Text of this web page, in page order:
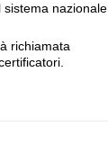
sistema nazionale
richiamata